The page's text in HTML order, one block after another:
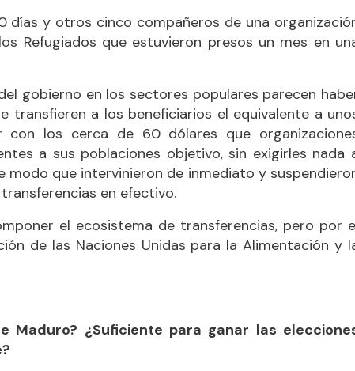
días y otros cinco compañeros de una
Refugiados que estuvieron presos un mes en
gobierno en los sectores populares parecen
a los beneficiarios el equivalente a
los cerca de 60 dólares que
a sus poblaciones objetivo, sin exigirles nada
que intervinieron de inmediato y
en efectivo.
el ecosistema de transferencias, pero por
de las Naciones Unidas para la Alimentación y
Maduro? ¿Suficiente para ganar las